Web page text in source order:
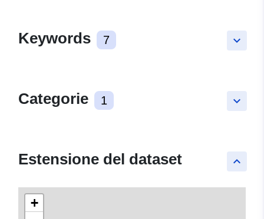
keyboard_arrow_down
Keywords 7
keyboard_arrow_down
Categorie 1
keyboard_arrow_up
Estensione del dataset
+